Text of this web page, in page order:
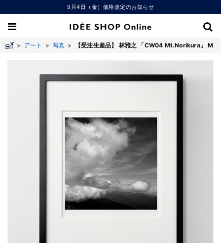
9月4日（金）価格改定のお知らせ
> アート > 写真 > 【受注生産品】 林雅之 「CW04 Mt.Norikura」 M